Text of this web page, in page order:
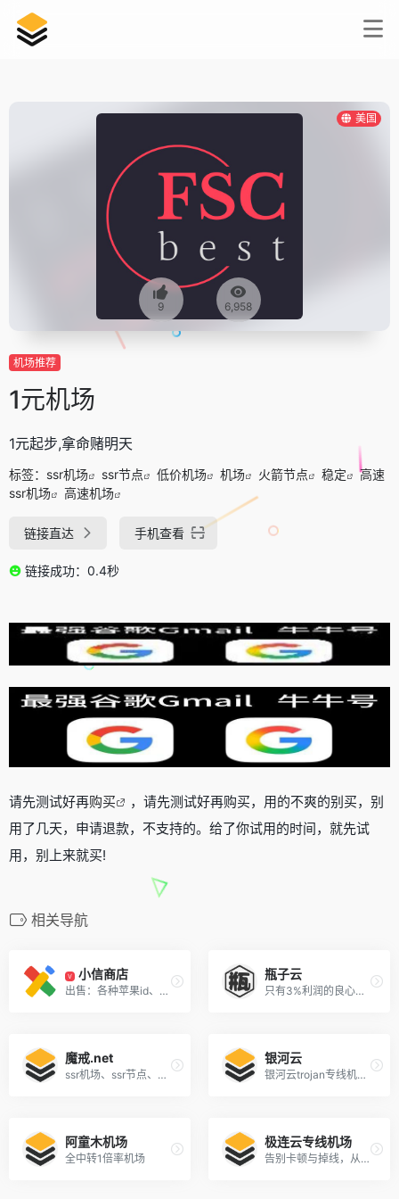
美国
9 6,958
机场推荐
1元机场
1元起步,拿命赌明天
标签： ssr机场 ssr节点 低价机场 机场 火箭节点 稳定
高速
ssr机场
高速机场
链接直达 手机查看
链接成功：0.4秒
请先测试好再购买
，请先测试好再购买，用的不爽的别买，别
用了几天，申请退款，不支持的。给了你试用的时间，就先试
用，别上来就买!
相关导航
V 小信商店
出售：各种苹果id、Gmail谷歌邮箱账号、各种礼品卡、ChatGPT账号、TG电包会员。可代理批发
瓶子云
只有3%利润的良心机场
魔戒.net
ssr机场、ssr节点、机场、稳定、高速ssr机场
银河云
银河云trojan专线机场,不限时专线廉价机场
阿童木机场
全中转1倍率机场
极连云专线机场
告别卡顿与掉线，从这一刻开始